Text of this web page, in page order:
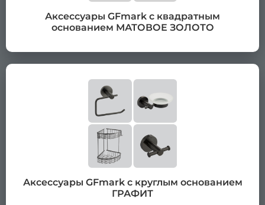
Аксессуары GFmark с квадратным
основанием МАТОВОЕ ЗОЛОТО
Аксессуары GFmark с круглым основанием
ГРАФИТ